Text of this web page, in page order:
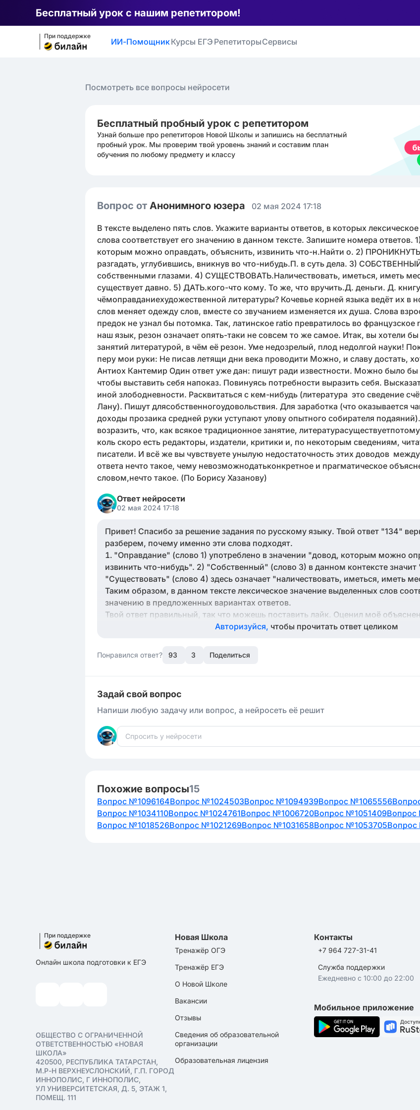
Бесплатный урок с нашим репетитором!
При поддержке
ИИ-ПомощникКурсы ЕГЭ РепетиторыСервисы
Посмотреть все вопросы нейросети
Бесплатный пробный урок с репетитором
Узнай больше про репетиторов Новой Школы и запишись на бесплатный
пробный урок. Мы проверим твой уровень знаний и составим план
обучения по любому предмету и классу
Вопрос от Анонимного юзера 02 мая 2024 17:18
В тексте выделено пять слов. Укажите варианты ответов, в которых
слова соответствует его значению в данном тексте. Запишите номера
которым можно оправдать, объяснить, извинить что-н.Найти о. 2)
разгадать, углубившись, вникнув во что-нибудь.П. в суть дела. 3)
собственными глазами. 4) СУЩЕСТВОВАТЬ.Наличествовать, иметься, иметь
существует давно. 5) ДАТЬ.кого-что кому. То же, что вручить.Д. деньги. Д.
чёмоправданиехудожественной литературы? Кочевье корней языка ведёт их в
слов меняет одежду слов, вместе со звучанием изменяется их душа. Слова
предок не узнал бы потомка. Так, латинское ratio превратилось во французское
наш язык, резон означает опять-таки не совсем то же самое. Итак, вы хотели
занятий литературой, в чём её резон. Уме недозрелый, плод недолгой науки!
перу мои руки: Не писав летящи дни века проводити Можно, и славу достать,
Антиох Кантемир Один ответ уже дан: пишут ради известности. Можно было
чтобы выставить себя напоказ. Повинуясь потребности выразить себя.
иной злободневности. Расквитаться с кем-нибудь (литература это сведение
Лану). Пишут длясобственногоудовольствия. Для заработка (что оказывается
доходы прозаика средней руки уступают улову опытного собирателя
возразить, что, как всякое традиционное занятие,
коль скоро есть редакторы, издатели, критики и, по некоторым сведениям,
писатели. И всё же вы чувствуете унылую недостаточность этих доводов между
ответа нечто такое, чему невозможнодатьконкретное и прагматическое
словом,нечто такое. (По Борису Хазанову)
Ответ нейросети
02 мая 2024 17:18
Привет! Спасибо за решение задания по русскому языку. Твой ответ "134"
разберем, почему именно эти слова подходят.
"Оправдание" (слово 1) употреблено в значении "довод, которым можно
извинить что-нибудь". 2) "Собственный" (слово 3) в данном контексте
"Существовать" (слово 4) здесь означает "наличествовать, иметься, иметь
Таким образом, в данном тексте лексическое значение выделенных слов
значению в предложенных вариантах ответов.
Твой ответ правильный, так что можешь поставить лайк. Оценил моё
Авторизуйся, чтобы прочитать ответ целиком
Понравился ответ? 93 3 Поделиться
Задай свой вопрос
Напиши любую задачу или вопрос, а нейросеть её решит
Похожие вопросы15
Вопрос №1096164Вопрос №1024503Вопрос №1094939Вопрос №1065556
Вопрос №1034110Вопрос №1024761Вопрос №1006720Вопрос №1051409Вопрос
Вопрос №1018526Вопрос №1021269Вопрос №1031658Вопрос №1053705
При поддержке
Онлайн школа подготовки к ЕГЭ
ОБЩЕСТВО С ОГРАНИЧЕННОЙ
ОТВЕТСТВЕННОСТЬЮ «НОВАЯ
ШКОЛА»
420500, РЕСПУБЛИКА ТАТАРСТАН,
М.Р-Н ВЕРХНЕУСЛОНСКИЙ, Г.П. ГОРОД
ИННОПОЛИС, Г ИННОПОЛИС,
УЛ УНИВЕРСИТЕТСКАЯ, Д. 5, ЭТАЖ 1,
ПОМЕЩ. 111
Новая Школа
Тренажёр ОГЭ
Тренажёр ЕГЭ
О Новой Школе
Вакансии
Отзывы
Сведения об образовательной
организации
Образовательная лицензия
Контакты
+7 964 727-31-41
Служба поддержки
Ежедневно с 10:00 до 22:00
Мобильное приложение